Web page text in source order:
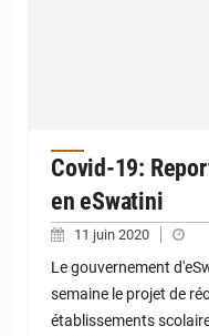
Covid-19:
en eSwatini
11 juin 2020
Le gouvernement
semaine le projet de
établissements